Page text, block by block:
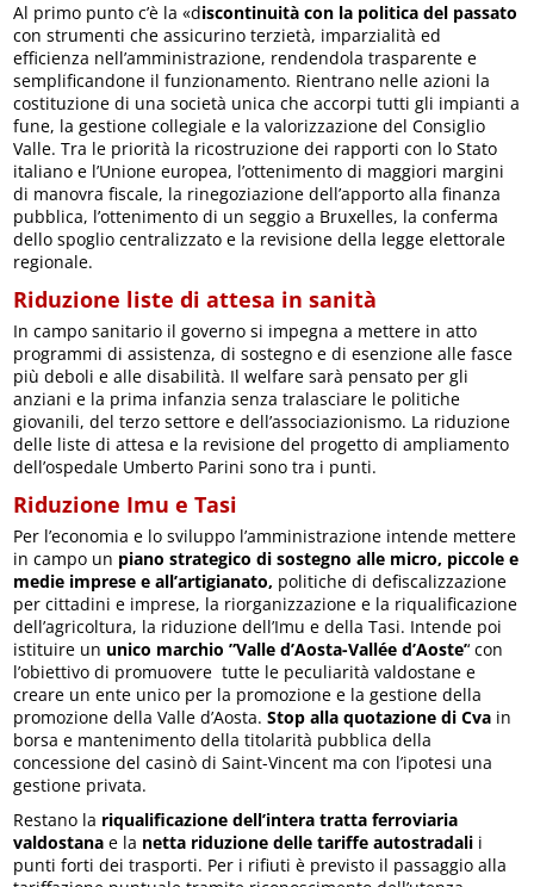
Al primo punto c’è la «discontinuità con la politica del passato
con strumenti che assicurino terzietà, imparzialità ed
efficienza nell’amministrazione, rendendola trasparente e
semplificandone il funzionamento. Rientrano nelle azioni la
costituzione di una società unica che accorpi tutti gli impianti a
fune, la gestione collegiale e la valorizzazione del Consiglio
Valle. Tra le priorità la ricostruzione dei rapporti con lo Stato
italiano e l’Unione europea, l’ottenimento di maggiori margini
di manovra fiscale, la rinegoziazione dell’apporto alla finanza
pubblica, l’ottenimento di un seggio a Bruxelles, la conferma
dello spoglio centralizzato e la revisione della legge elettorale
regionale.
Riduzione liste di attesa in sanità
In campo sanitario il governo si impegna a mettere in atto
programmi di assistenza, di sostegno e di esenzione alle fasce
più deboli e alle disabilità. Il welfare sarà pensato per gli
anziani e la prima infanzia senza tralasciare le politiche
giovanili, del terzo settore e dell’associazionismo. La riduzione
delle liste di attesa e la revisione del progetto di ampliamento
dell’ospedale Umberto Parini sono tra i punti.
Riduzione Imu e Tasi
Per l’economia e lo sviluppo l’amministrazione intende mettere
in campo un piano strategico di sostegno alle micro, piccole e
medie imprese e all’artigianato, politiche di defiscalizzazione
per cittadini e imprese, la riorganizzazione e la riqualificazione
dell’agricoltura, la riduzione dell’Imu e della Tasi. Intende poi
istituire un unico marchio ”Valle d’Aosta-Vallée d’Aoste’‘ con
l’obiettivo di promuovere tutte le peculiarità valdostane e
creare un ente unico per la promozione e la gestione della
promozione della Valle d’Aosta.Stop alla quotazione di Cva in
borsa e mantenimento della titolarità pubblica della
concessione del casinò di Saint-Vincent ma con l’ipotesi una
gestione privata.
Restano la riqualificazione dell’intera tratta ferroviaria
valdostana e la netta riduzione delle tariffe autostradali i
punti forti dei trasporti. Per i rifiuti è previsto il passaggio alla